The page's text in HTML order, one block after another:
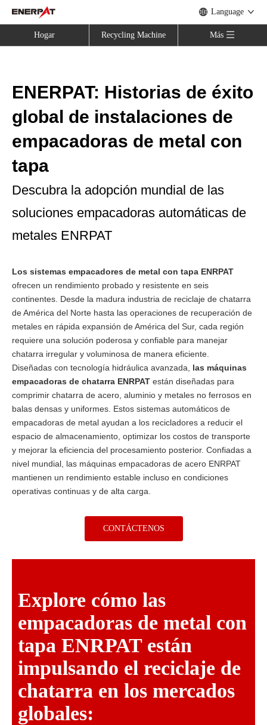
Language
Hogar Recycling Machine Más
ENERPAT: Historias de éxito
global de instalaciones de
empacadoras de metal con
tapa
Descubra la adopción mundial de las
soluciones empacadoras automáticas de
metales ENRPAT
Los sistemas empacadores de metal con tapa ENRPAT
ofrecen un rendimiento probado y resistente en seis
continentes. Desde la madura industria de reciclaje de chatarra
de América del Norte hasta las operaciones de recuperación de
metales en rápida expansión de América del Sur, cada región
requiere una solución poderosa y confiable para manejar
chatarra irregular y voluminosa de manera eficiente.
Diseñadas con tecnología hidráulica avanzada, las máquinas
empacadoras de chatarra ENRPAT están diseñadas para
comprimir chatarra de acero, aluminio y metales no ferrosos en
balas densas y uniformes. Estos sistemas automáticos de
empacadoras de metal ayudan a los recicladores a reducir el
espacio de almacenamiento, optimizar los costos de transporte
y mejorar la eficiencia del procesamiento posterior. Confiadas a
nivel mundial, las máquinas empacadoras de acero ENRPAT
mantienen un rendimiento estable incluso en condiciones
operativas continuas y de alta carga.
CONTÁCTENOS
Explore cómo las
empacadoras de metal con
tapa ENRPAT están
impulsando el reciclaje de
chatarra en los mercados
globales: